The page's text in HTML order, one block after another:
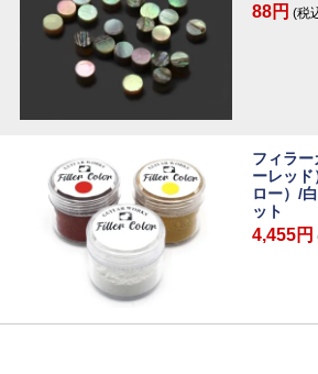
88円 (税
フィラ
ーレッ
ロー）/
ット
4,455円